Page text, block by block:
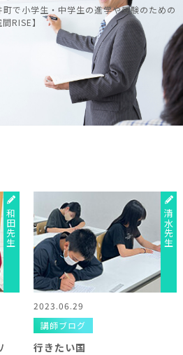
で小学生・中学生の進学や受験のための
RISE】
和田先生 清水先生
2023.06.29
講師ブログ
行きたい国